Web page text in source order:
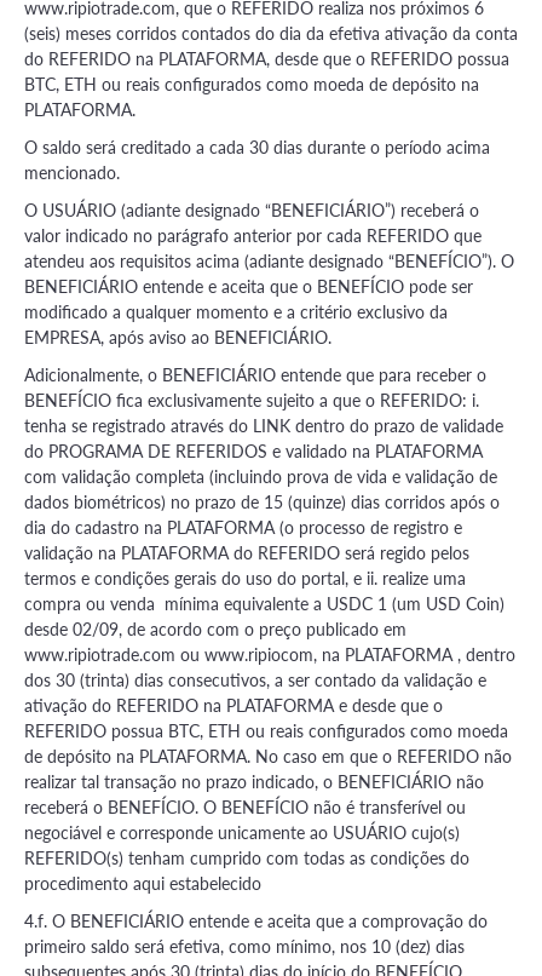
www.ripiotrade.com, que o REFERIDO realiza nos próximos 6
(seis) meses corridos contados do dia da efetiva ativação da conta
do REFERIDO na PLATAFORMA, desde que o REFERIDO possua
BTC, ETH ou reais configurados como moeda de depósito na
PLATAFORMA.
O saldo será creditado a cada 30 dias durante o período acima
mencionado.
O USUÁRIO (adiante designado “BENEFICIÁRIO”) receberá o
valor indicado no parágrafo anterior por cada REFERIDO que
atendeu aos requisitos acima (adiante designado “BENEFÍCIO”). O
BENEFICIÁRIO entende e aceita que o BENEFÍCIO pode ser
modificado a qualquer momento e a critério exclusivo da
EMPRESA, após aviso ao BENEFICIÁRIO.
Adicionalmente, o BENEFICIÁRIO entende que para receber o
BENEFÍCIO fica exclusivamente sujeito a que o REFERIDO: i.
tenha se registrado através do LINK dentro do prazo de validade
do PROGRAMA DE REFERIDOS e validado na PLATAFORMA
com validação completa (incluindo prova de vida e validação de
dados biométricos) no prazo de 15 (quinze) dias corridos após o
dia do cadastro na PLATAFORMA (o processo de registro e
validação na PLATAFORMA do REFERIDO será regido pelos
termos e condições gerais do uso do portal, e ii. realize uma
compra ou venda mínima equivalente a USDC 1 (um USD Coin)
desde 02/09, de acordo com o preço publicado em
www.ripiotrade.com ou www.ripiocom, na PLATAFORMA , dentro
dos 30 (trinta) dias consecutivos, a ser contado da validação e
ativação do REFERIDO na PLATAFORMA e desde que o
REFERIDO possua BTC, ETH ou reais configurados como moeda
de depósito na PLATAFORMA. No caso em que o REFERIDO não
realizar tal transação no prazo indicado, o BENEFICIÁRIO não
receberá o BENEFÍCIO. O BENEFÍCIO não é transferível ou
negociável e corresponde unicamente ao USUÁRIO cujo(s)
REFERIDO(s) tenham cumprido com todas as condições do
procedimento aqui estabelecido
4.f. O BENEFICIÁRIO entende e aceita que a comprovação do
primeiro saldo será efetiva, como mínimo, nos 10 (dez) dias
subsequentes após 30 (trinta) dias do início do BENEFÍCIO